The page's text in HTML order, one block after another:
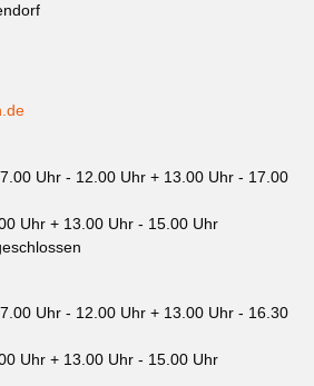
Uhr - 12.00 Uhr + 13.00 Uhr - 17.00
Uhr + 13.00 Uhr - 15.00 Uhr
Uhr - 12.00 Uhr + 13.00 Uhr - 16.30
Uhr + 13.00 Uhr - 15.00 Uhr